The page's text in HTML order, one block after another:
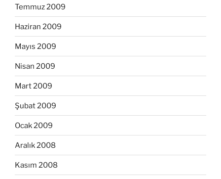
Temmuz 2009
Haziran 2009
Mayıs 2009
Nisan 2009
Mart 2009
Şubat 2009
Ocak 2009
Aralık 2008
Kasım 2008